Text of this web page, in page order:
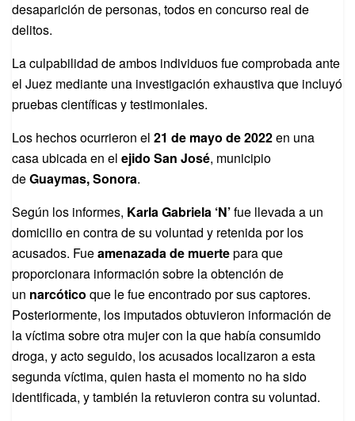
desaparición de personas, todos en concurso real de
delitos.
La culpabilidad de ambos individuos fue comprobada ante
el Juez mediante una investigación exhaustiva que incluyó
pruebas científicas y testimoniales.
Los hechos ocurrieron el 21 de mayo de 2022en una
casa ubicada en el ejido San José, municipio
deGuaymas, Sonora.
Según los informes, Karla Gabriela ‘N’fue llevada a un
domicilio en contra de su voluntad y retenida por los
acusados. Fueamenazada de muertepara que
proporcionara información sobre la obtención de
un narcótico que le fue encontrado por sus captores.
Posteriormente, los imputados obtuvieron información de
la víctima sobre otra mujer con la que había consumido
droga, y acto seguido, los acusados localizaron a esta
segunda víctima, quien hasta el momento no ha sido
identificada, y también la retuvieron contra su voluntad.